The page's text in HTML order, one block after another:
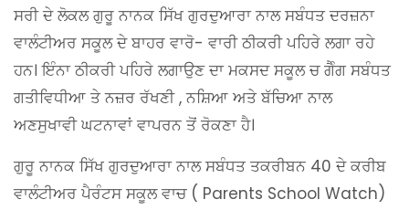
ਸਰੀ ਦੇ ਲੋਕਲ ਗੁਰੂ ਨਾਨਕ ਸਿੱਖ ਗੁਰਦੁਆਰਾ ਨਾਲ ਸਬੰਧਤ ਦਰਜ਼ਨਾ
ਵਾਲੰਟੀਅਰ ਸਕੂਲ ਦੇ ਬਾਹਰ ਵਾਰੋ- ਵਾਰੀ ਠੀਕਰੀ ਪਹਿਰੇ ਲਗਾ ਰਹੇ
ਹਨ। ਇੰਨਾ ਠੀਕਰੀ ਪਹਿਰੇ ਲਗਾਉਣ ਦਾ ਮਕਸਦ ਸਕੂਲ ਚ ਗੈੰਗ ਸਬੰਧਤ
ਗਤੀਵਿਧੀਆ ਤੇ ਨਜ਼ਰ ਰੱਖਣੀ , ਨਸ਼ਿਆ ਅਤੇ ਬੱਚਿਆ ਨਾਲ
ਅਣਸੁਖਾਵੀ ਘਟਨਾਵਾਂ ਵਾਪਰਨ ਤੋਂ ਰੋਕਣਾ ਹੈ।
ਗੁਰੂ ਨਾਨਕ ਸਿੱਖ ਗੁਰਦੁਆਰਾ ਨਾਲ ਸਬੰਧਤ ਤਕਰੀਬਨ 40 ਦੇ ਕਰੀਬ
ਵਾਲੰਟੀਅਰ ਪੈਰੰਟਸ ਸਕੂਲ ਵਾਚ ( Parents School Watch)